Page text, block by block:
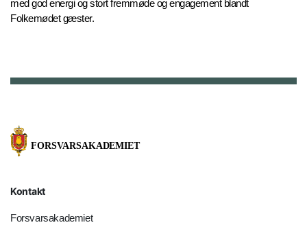
med god energi og stort fremmøde og engagement blandt
Folkemødet gæster.
Kontakt
Forsvarsakademiet